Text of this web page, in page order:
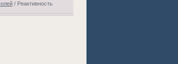
/ Реактивность